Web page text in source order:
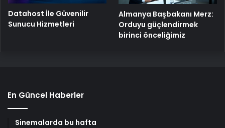
Datahost İle Güvenilir
Sunucu Hizmetleri
Almanya Başbakanı Merz:
Orduyu güçlendirmek
birinci önceliğimiz
En Güncel Haberler
Sinemalarda bu hafta